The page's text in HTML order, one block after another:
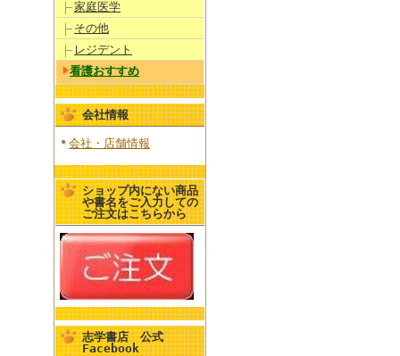
家庭医学
その他
レジデント
看護おすすめ
会社情報
会社・店舗情報
ショップ内にない商品
や書名をご入力しての
ご注文はこちらから
志学書店 公式
Facebook